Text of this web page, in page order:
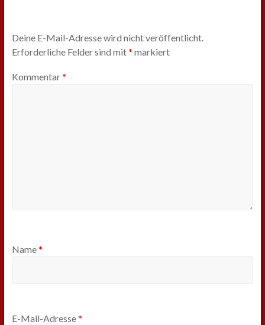
Deine E-Mail-Adresse wird nicht veröffentlicht.
Erforderliche Felder sind mit* markiert
Kommentar*
Name*
E-Mail-Adresse*